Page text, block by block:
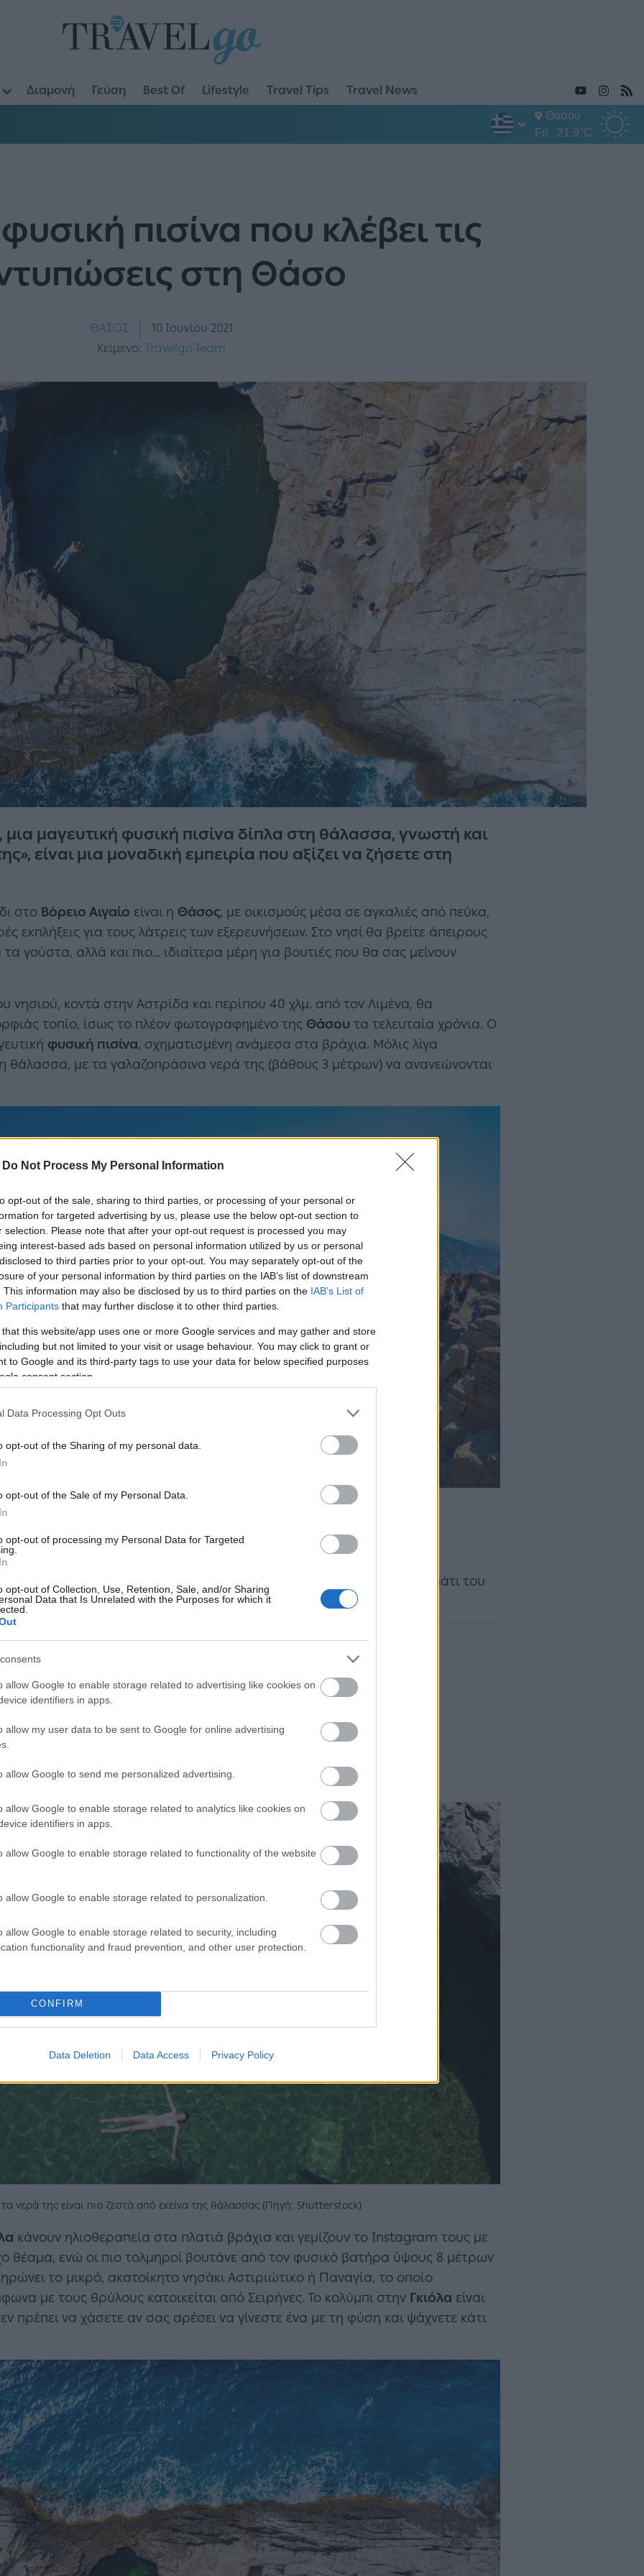
Do Not Process My Personal Information
opt-out of the sale, sharing to third parties, or processing of your personal or
for targeted advertising by us, please use the below opt-out section to
selection. Please note that after your opt-out request is processed you may
interest-based ads based on personal information utilized by us or personal
to third parties prior to your opt-out. You may separately opt-out of the
of your personal information by third parties on the IAB’s list of downstream
This information may also be disclosed by us to third parties on the IAB’s List of
Participants that may further disclose it to other third parties.
that this website/app uses one or more Google services and may gather and store
but not limited to your visit or usage behaviour. You may click to grant or
to Google and its third-party tags to use your data for below specified purposes
consent section.
Data Processing Opt Outs
opt-out of the Sharing of my personal data.
opt-out of the Sale of my Personal Data.
opt-out of processing my Personal Data for Targeted
opt-out of Collection, Use, Retention, Sale, and/or Sharing
Data that Is Unrelated with the Purposes for which it
allow Google to enable storage related to advertising like cookies on
identifiers in apps.
allow my user data to be sent to Google for online advertising
allow Google to send me personalized advertising.
allow Google to enable storage related to analytics like cookies on
identifiers in apps.
allow Google to enable storage related to functionality of the website
allow Google to enable storage related to personalization.
allow Google to enable storage related to security, including
functionality and fraud prevention, and other user protection.
CONFIRM
Data Deletion Data Access Privacy Policy
Διαμονή Γεύση Best Of Lifestyle Travel Tips Travel News
Θάσου
Fri
21.9°C
πισίνα που κλέβει τις
στη Θάσο
ΘΑΣΟΣ
10 Ιουνίου 2021
Κείμενο: Travelgo Team
μια μαγευτική φυσική πισίνα δίπλα στη θάλασσα, γνωστή και
είναι μια μοναδική εμπειρία που αξίζει να ζήσετε στη
στο Βόρειο Αιγαίο είναι η Θάσος, με οικισμούς μέσα σε αγκαλιές από πεύκα,
εκπλήξεις για τους λάτρεις των εξερευνήσεων. Στο νησί θα βρείτε άπειρους
γούστα, αλλά και πιο… ιδιαίτερα μέρη για βουτιές που θα σας μείνουν
νησιού, κοντά στην Αστρίδα και περίπου 40 χλμ. από τον Λιμένα, θα
τοπίο, ίσως το πλέον φωτογραφημένο της Θάσου τα τελευταία χρόνια. Ο
φυσική πισίνα, σχηματισμένη ανάμεσα στα βράχια. Μόλις λίγα
θάλασσα, με τα γαλαζοπράσινα νερά της (βάθους 3 μέτρων) να ανανεώνονται
(Πηγή: Shutterstock)
πισίνα της Θάσου δημιουργήθηκε από τον Δία προκειμένου να
της η Αφροδίτη. Γι’ αυτό θα ακούσετε και πολλούς ντόπιους να την
. Ένας άλλος μύθος υποστηρίζει ότι η πισίνα ήταν το μάτι του
την ερωμένη του.
νερά της είναι πιο ζεστά από εκείνα της θάλασσας (Πηγή: Shutterstock)
κάνουν ηλιοθεραπεία στα πλατιά βράχια και γεμίζουν το Instagram τους με
θέαμα, ενώ οι πιο τολμηροί βουτάνε από τον φυσικό βατήρα ύψους 8 μέτρων
το μικρό, ακατοίκητο νησάκι Αστιριώτικο ή Παναγία, το οποίο
με τους θρύλους κατοικείται από Σειρήνες. Το κολύμπι στην Γκιόλα είναι
πρέπει να χάσετε αν σας αρέσει να γίνεστε ένα με τη φύση και ψάχνετε κάτι